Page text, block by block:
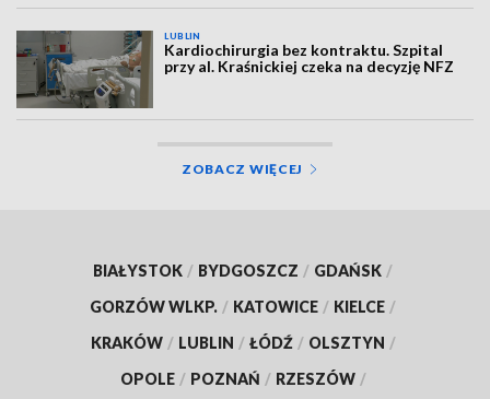
LUBLIN
Kardiochirurgia bez kontraktu. Szpital
przy al. Kraśnickiej czeka na decyzję NFZ
ZOBACZ WIĘCEJ
BIAŁYSTOK / BYDGOSZCZ / GDAŃSK /
GORZÓW WLKP. / KATOWICE / KIELCE /
KRAKÓW / LUBLIN / ŁÓDŹ / OLSZTYN /
OPOLE / POZNAŃ / RZESZÓW /